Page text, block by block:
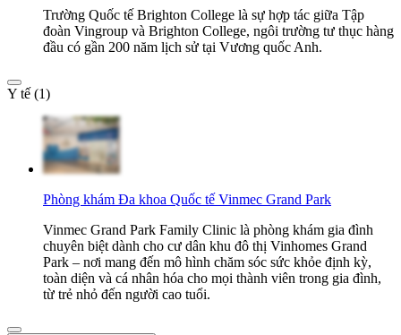
Trường Quốc tế Brighton College là sự hợp tác giữa Tập
đoàn Vingroup và Brighton College, ngôi trường tư thục hàng
đầu có gần 200 năm lịch sử tại Vương quốc Anh.
Y tế (1)
Phòng khám Đa khoa Quốc tế Vinmec Grand Park
Vinmec Grand Park Family Clinic là phòng khám gia đình
chuyên biệt dành cho cư dân khu đô thị Vinhomes Grand
Park – nơi mang đến mô hình chăm sóc sức khỏe định kỳ,
toàn diện và cá nhân hóa cho mọi thành viên trong gia đình,
từ trẻ nhỏ đến người cao tuổi.